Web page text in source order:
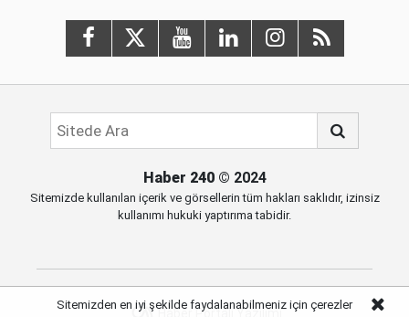
Haber 240© 2024
Sitemizde kullanılan içerik ve görsellerin tüm hakları saklıdır, izinsiz
kullanımı hukuki yaptırıma tabidir.
Haber Portalı Yazılımı
Sitemizden en iyi şekilde faydalanabilmeniz için çerezler